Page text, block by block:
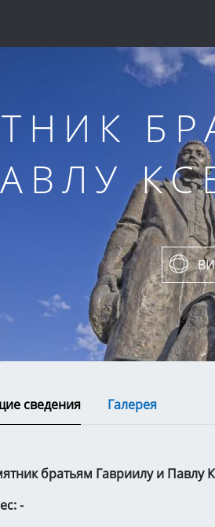
сведения Галерея
братьям Гавриилу и Павлу
-